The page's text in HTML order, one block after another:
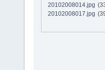
20102008014.jpg
20102008017.jpg